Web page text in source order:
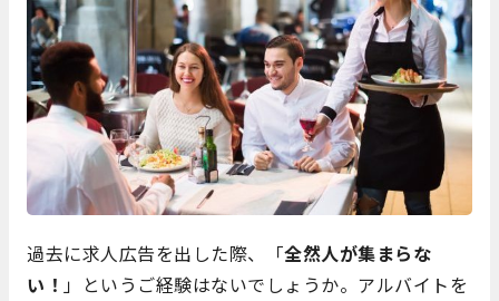
過去に求人広告を出した際、「全然人が集まらな
い！ 」というご経験はないでしょうか。アルバイトを